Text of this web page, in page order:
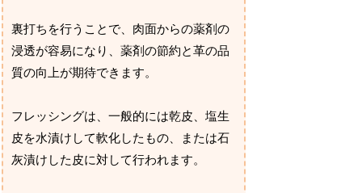
裏打ちを行うことで、肉面からの薬剤の
浸透が容易になり、薬剤の節約と革の品
質の向上が期待できます。
フレッシングは、一般的には乾皮、塩生
皮を水漬けして軟化したもの、または石
灰漬けした皮に対して行われます。